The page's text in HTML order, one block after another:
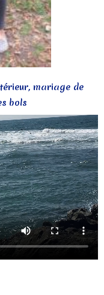
mariage de
bols